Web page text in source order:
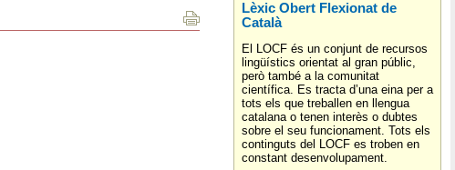
Lèxic Obert Flexionat de
Català
El LOCF és un conjunt de recursos
lingüístics orientat al gran públic,
però també a la comunitat
científica. Es tracta d’una eina per a
tots els que treballen en llengua
catalana o tenen interès o dubtes
sobre el seu funcionament. Tots els
continguts del LOCF es troben en
constant desenvolupament.